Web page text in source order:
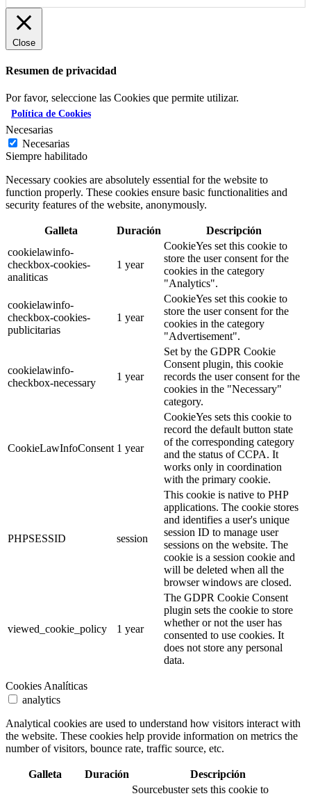
Close
Resumen de privacidad
Por favor, seleccione las Cookies que permite utilizar.
Política de Cookies
Necesarias
Necesarias
Siempre habilitado
Necessary cookies are absolutely essential for the website to
function properly. These cookies ensure basic functionalities and
security features of the website, anonymously.
Galleta Duración
Descripción
cookielawinfo-
checkbox-cookies-
analiticas
1 year
CookieYes set this cookie to
store the user consent for the
cookies in the category
"Analytics".
cookielawinfo-
checkbox-cookies-
publicitarias
1 year
CookieYes set this cookie to
store the user consent for the
cookies in the category
"Advertisement".
cookielawinfo-
checkbox-necessary
1 year
Set by the GDPR Cookie
Consent plugin, this cookie
records the user consent for the
cookies in the "Necessary"
category.
CookieLawInfoConsent 1 year
CookieYes sets this cookie to
record the default button state
of the corresponding category
and the status of CCPA. It
works only in coordination
with the primary cookie.
PHPSESSID session
This cookie is native to PHP
applications. The cookie stores
and identifies a user's unique
session ID to manage user
sessions on the website. The
cookie is a session cookie and
will be deleted when all the
browser windows are closed.
viewed_cookie_policy 1 year
The GDPR Cookie Consent
plugin sets the cookie to store
whether or not the user has
consented to use cookies. It
does not store any personal
data.
Cookies Analíticas
analytics
Analytical cookies are used to understand how visitors interact with
the website. These cookies help provide information on metrics the
number of visitors, bounce rate, traffic source, etc.
Galleta Duración
Descripción
Sourcebuster sets this cookie to